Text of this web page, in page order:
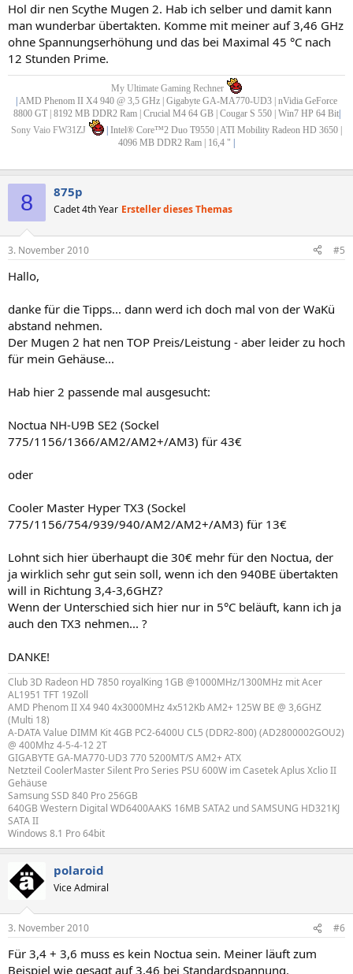
Hol dir nen Scythe Mugen 2. Hab ich selber und damit kann
man wunderbar übertakten. Komme mit meiner auf 3,46 GHz
ohne Spannungserhöhung und das bei Maximal 45 °C nach
12 Stunden Prime.
My Ultimate Gaming Rechner
AMD Phenom II X4 940 @ 3,5 GHz | Gigabyte GA-MA770-UD3 | nVidia GeForce
8800 GT | 8192 MB DDR2 Ram | Crucial M4 64 GB | Cougar S 550 | Win7 HP 64 Bit|
Sony Vaio FW31ZJ
Intel® Core™2 Duo T9550 | ATI Mobility Radeon HD 3650 |
4096 MB DDR2 Ram | 16,4 "
8 875p
Cadet 4th Year Ersteller dieses Themas
3. November 2010 #5
Hallo,
danke für die Tipps... dann werd ich doch mal von der WaKü
abstand nehmen.
Der Mugen 2 hat nen TOP Preis/Leistung - aber leider zu hoch
für mein Gehäuse...
Hab hier 2 passende mal ausgesucht:
Noctua NH-U9B SE2 (Sockel
775/1156/1366/AM2/AM2+/AM3) für 43€
oder
Cooler Master Hyper TX3 (Sockel
775/1156/754/939/940/AM2/AM2+/AM3) für 13€
Lohnt sich hier überhaupt die 30€ mehr für den Noctua, der
ja wirklich sehr gut sein soll, wenn ich den 940BE übertakten
will in Richtung 3,4-3,6GHZ?
Wenn der Unterschied sich hier nur in 5°C beläuft, kann ich ja
auch den TX3 nehmen... ?
DANKE!
Club 3D Radeon HD 7850 royalKing 1GB @1000MHz/1300MHz mit Acer
AL1951 TFT 19Zoll
AMD Phenom II X4 940 4x3000MHz 4x512Kb AM2+ 125W BE @ 3,6GHZ
(Multi 18)
A-DATA Value DIMM Kit 4GB PC2-6400U CL5 (DDR2-800) (AD2800002GOU2)
@ 400Mhz 4-5-4-12 2T
GIGABYTE GA-MA770-UD3 770 5200MT/S AM2+ ATX
Netzteil CoolerMaster Silent Pro Series PSU 600W im Casetek Aplus Xclio II
Gehäuse
Samsung SSD 840 Pro 256GB
640GB Western Digital WD6400AAKS 16MB SATA2 und SAMSUNG HD321KJ
SATA II
Windows 8.1 Pro 64bit
polaroid
Vice Admiral
3. November 2010 #6
Für 3,4 + 3,6 muss es kein Noctua sein. Meiner läuft zum
Beispiel wie gesagt auf 3,46 bei Standardspannung.